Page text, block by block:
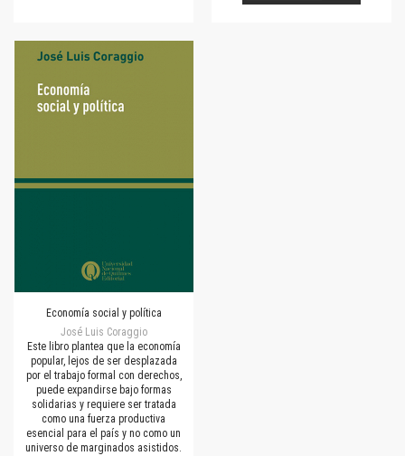
Economía social y política
José Luis Coraggio
Este libro plantea que la economía
popular, lejos de ser desplazada
por el trabajo formal con derechos,
puede expandirse bajo formas
solidarias y requiere ser tratada
como una fuerza productiva
esencial para el país y no como un
universo de marginados asistidos.